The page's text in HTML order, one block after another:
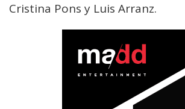
Cristina Pons y Luis Arranz.